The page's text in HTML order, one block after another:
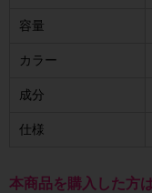
容量
カラー
成分
仕様
本商品を購入した方